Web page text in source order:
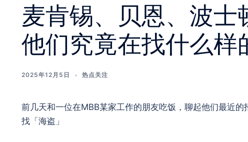
麦肯锡、贝恩、波士
他们究竟在找什么样
2025年12月5日 热点关注
前几天和一位在MBB某家工作的朋友吃饭，聊起他们最近
找「海盗」